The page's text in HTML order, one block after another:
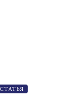
СТАТЬЯ